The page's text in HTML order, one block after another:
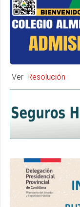
Ver Resolución